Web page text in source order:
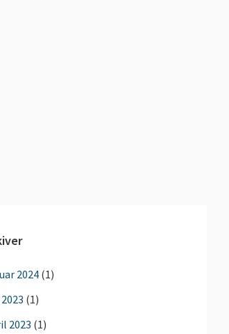
2024 (1)
(1)
2023 (1)